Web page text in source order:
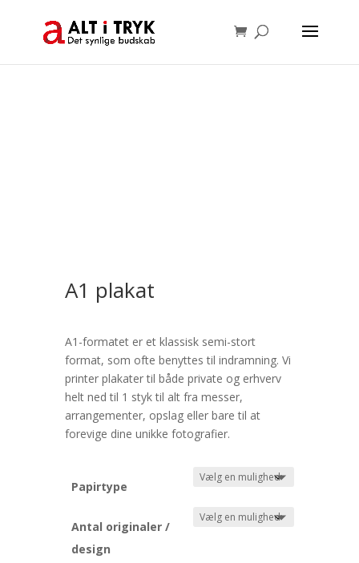
A1 plakat
A1-formatet er et klassisk semi-stort
format, som ofte benyttes til indramning. Vi
printer plakater til både private og erhverv
helt ned til 1 styk til alt fra messer,
arrangementer, opslag eller bare til at
forevige dine unikke fotografier.
Papirtype
Antal originaler /
design